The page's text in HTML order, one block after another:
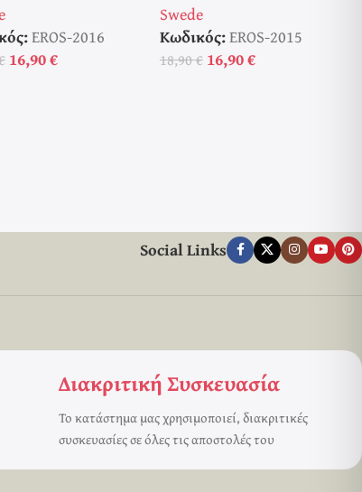
EROS-2016
16,90€
Swede
Κωδικός:EROS-2015
18,90€ 16,90€
Social Links
Διακριτική Συσκευασία
Το κατάστημα μας χρησιμοποιεί, διακριτικές
συσκευασίες σε όλες τις αποστολές του